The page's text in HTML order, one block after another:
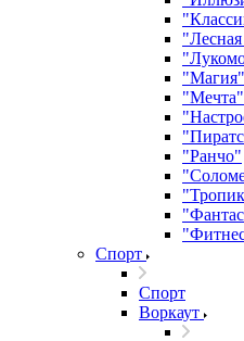
"Магия"
"Мечта"
"Ранчо"
Спорт
Спорт
Воркаут